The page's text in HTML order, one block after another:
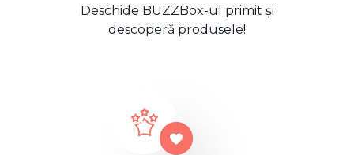
Deschide BUZZBox-ul primit și
descoperă produsele!